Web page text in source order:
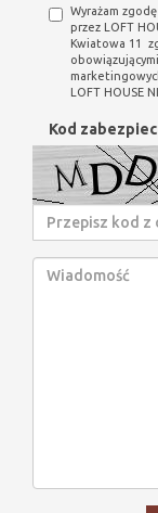
Wyrażam
przez LOFT
Kwiatowa 11
LOFT HOUSE
Kod